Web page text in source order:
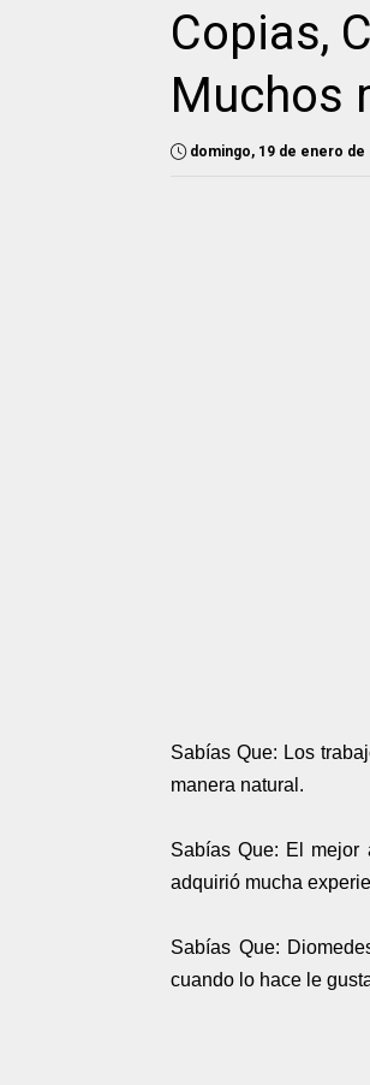
Copias,
Muchos
domingo, 19 de enero de
Sabías Que: Los
manera natural.
Sabías Que: El mejor
adquirió mucha
Sabías Que:
cuando lo hace le